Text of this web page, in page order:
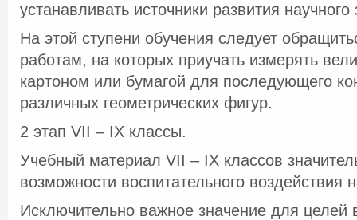
устанавливать источники развития научного
На этой ступени обучения следует
работам, на которых приучать измерять
картоном или бумагой для последующего
различных геометрических фигур.
2 этап VII – IX классы.
Учебный материал VII – IX классов
возможности воспитательного воздействия
Исключительно важное значение для целей